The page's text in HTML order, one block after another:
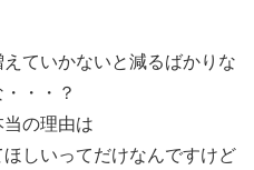
ていかないと減るばかりな
・・？
の理由は
しいってだけなんですけど